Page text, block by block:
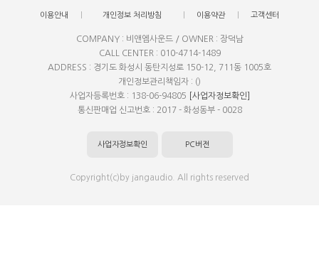
이용안내 개인정보 처리방침 이용약관 고객센터
COMPANY : 비앤엠사운드 / OWNER : 장덕남
CALL CENTER : 010-4714-1489
ADDRESS : 경기도 화성시 동탄지성로 150-12, 711동 1005호
개인정보관리책임자 : ()
사업자등록번호 : 138-06-94805
[사업자정보확인]
통신판매업 신고번호 : 2017 - 화성동부 - 0028
사업자정보확인 PC버전
Copyright(c)by jangaudio. All rights reserved